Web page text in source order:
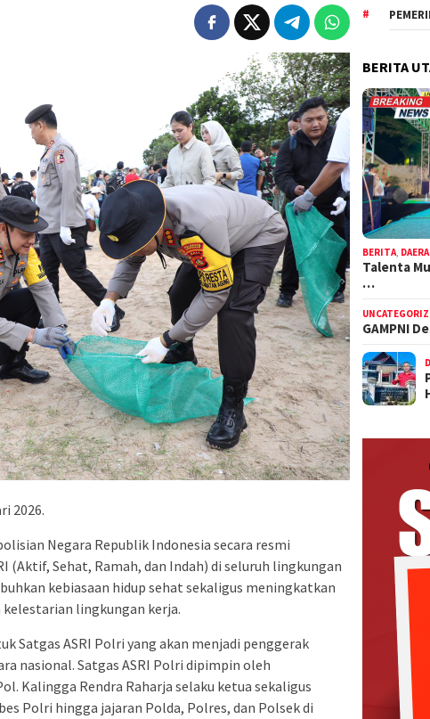
2026.
Negara Republik Indonesia secara resmi
(Aktif, Sehat, Ramah, dan Indah) di seluruh lingkungan
kebiasaan hidup sehat sekaligus meningkatkan
lingkungan kerja.
Satgas ASRI Polri yang akan menjadi penggerak
nasional. Satgas ASRI Polri dipimpin oleh
Kalingga Rendra Raharja selaku ketua sekaligus
Polri hingga jajaran Polda, Polres, dan Polsek di
BERITA
BERITA,
Talenta
…
GAMPNI